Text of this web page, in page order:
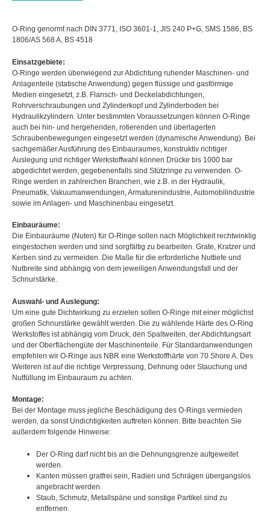
O-Ring genormt nach DIN 3771, ISO 3601-1, JIS 240 P+G, SMS 1586, BS
1806/AS 568 A, BS 4518
Einsatzgebiete:
O-Ringe werden überwiegend zur Abdichtung ruhender Maschinen- und
Anlagenteile (statische Anwendung) gegen flüssige und gasförmige
Medien eingesetzt, z.B. Flansch- und Deckelabdichtungen,
Rohrverschraubungen und Zylinderkopf und Zylinderboden bei
Hydraulikzylindern. Unter bestimmten Voraussetzungen können O-Ringe
auch bei hin- und hergehenden, rotierenden und überlagerten
Schraubenbewegungen eingesetzt werden (dynamische Anwendung). Bei
sachgemäßer Ausführung des Einbauraumes, konstruktiv richtiger
Auslegung und richtiger Werkstoffwahl können Drücke bis 1000 bar
abgedichtet werden, gegebenenfalls sind Stützringe zu verwenden. O-
Ringe werden in zahlreichen Branchen, wie z.B. in der Hydraulik,
Pneumatik, Vakuumanwendungen, Armaturenindustrie, Automobilindustrie
sowie im Anlagen- und Maschinenbau eingesetzt.
Einbauräume:
Die Einbauräume (Nuten) für O-Ringe sollen nach Möglichkeit rechtwinklig
eingestochen werden und sind sorgfältig zu bearbeiten. Grate, Kratzer und
Kerben sind zu vermeiden. Die Maße für die erforderliche Nuttiefe und
Nutbreite sind abhängig von dem jeweiligen Anwendungsfall und der
Schnurstärke.
Auswahl- und Auslegung:
Um eine gute Dichtwirkung zu erzielen sollen O-Ringe mit einer möglichst
großen Schnurstärke gewählt werden. Die zu wählende Härte des O-Ring
Werkstoffes ist abhängig vom Druck, den Spaltweiten, der Abdichtungsart
und der Oberflächengüte der Maschinenteile. Für Standardanwendungen
empfehlen wir O-Ringe aus NBR eine Werkstoffhärte von 70 Shore A. Des
Weiteren ist auf die richtige Verpressung, Dehnung oder Stauchung und
Nutfüllung im Einbauraum zu achten.
Montage:
Bei der Montage muss jegliche Beschädigung des O-Rings vermieden
werden, da sonst Undichtigkeiten auftreten können. Bitte beachten Sie
außerdem folgende Hinweise:
Der O-Ring darf nicht bis an die Dehnungsgrenze aufgeweitet
werden.
Kanten müssen gratfrei sein, Radien und Schrägen übergangslos
angebracht werden.
Staub, Schmutz, Metallspäne und sonstige Partikel sind zu
entfernen.